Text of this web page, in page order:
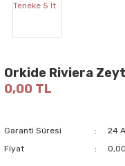
Orkide Riviera
0,00 TL
Garanti Süresi
24
Fiyat